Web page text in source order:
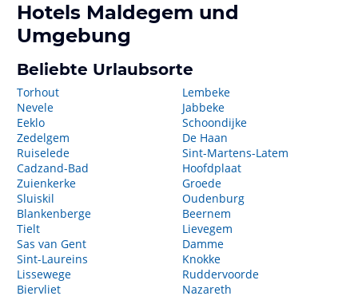
Hotels Maldegem und
Umgebung
Beliebte Urlaubsorte
Torhout
Nevele
Eeklo
Zedelgem
Ruiselede
Cadzand-Bad
Zuienkerke
Sluiskil
Blankenberge
Tielt
Sas van Gent
Sint-Laureins
Lissewege
Biervliet
Lembeke
Jabbeke
Schoondijke
De Haan
Sint-Martens-Latem
Hoofdplaat
Groede
Oudenburg
Beernem
Lievegem
Damme
Knokke
Ruddervoorde
Nazareth